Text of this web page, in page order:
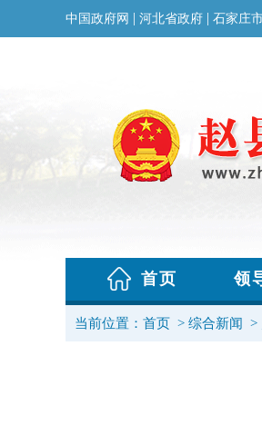
当前位置： 首页 > 综合新闻 >